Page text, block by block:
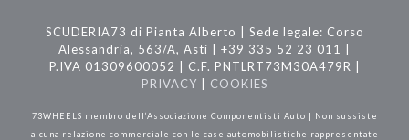
SCUDERIA73 di Pianta Alberto | Sede legale: Corso
Alessandria, 563/A, Asti | +39 335 52 23 011 |
P.IVA 01309600052 | C.F. PNTLRT73M30A479R |
PRIVACY
COOKIES
73WHEELS membro dell’Associazione Componentisti Auto | Non sussiste
alcuna relazione commerciale con le case automobilistiche rappresentate